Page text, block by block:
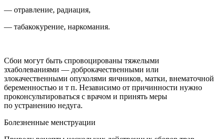
— отравление, радиация,
— табакокурение, наркомания.
Сбои могут быть спровоцированы тяжелыми
зхаболеваниями — доброкачественными или
злокачественными опухолями яичников, матки, внематочной
беременностью и т п. Независимо от причинности нужно
проконсультироваться с врачом и принять меры
по устранению недуга.
Болезненные менструации